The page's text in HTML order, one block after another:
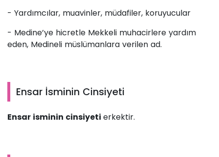
- Yardımcılar, muavinler, müdafiler, koruyucular
- Medine’ye hicretle Mekkeli muhacirlere yardım
eden, Medineli müslümanlara verilen ad.
Ensar İsminin Cinsiyeti
Ensar isminin cinsiyeti erkektir.